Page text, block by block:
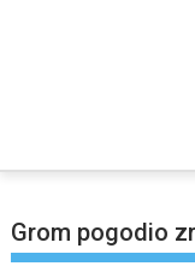
Grom pogodio